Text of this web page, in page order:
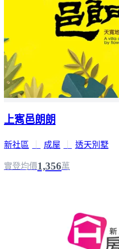
上寯邑朗朗
新社區 成屋 透天別墅
實登均價1,356萬